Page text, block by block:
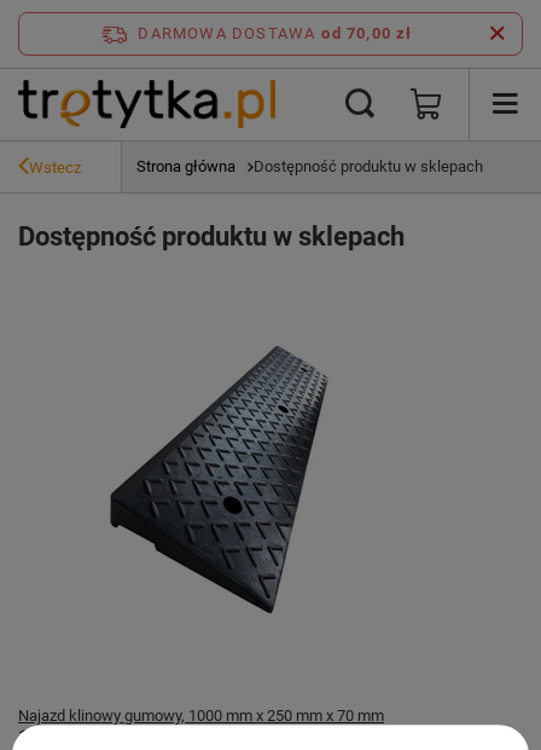
DARMOWA DOSTAWA od 70,00 zł
Wstecz Strona główna Dostępność produktu w sklepach
Dostępność produktu w sklepach
Najazd klinowy gumowy, 1000 mm x 250 mm x 70 mm
199,09 zł